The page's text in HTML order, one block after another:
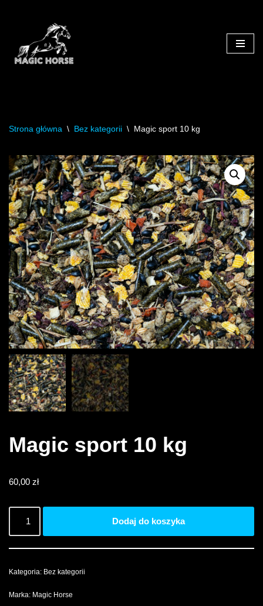
treści
Strona główna \ Bez kategorii \ Magic sport 10 kg
Magic sport 10 kg
60,00 zł
Dodaj do koszyka
Kategoria: Bez kategorii
Marka: Magic Horse